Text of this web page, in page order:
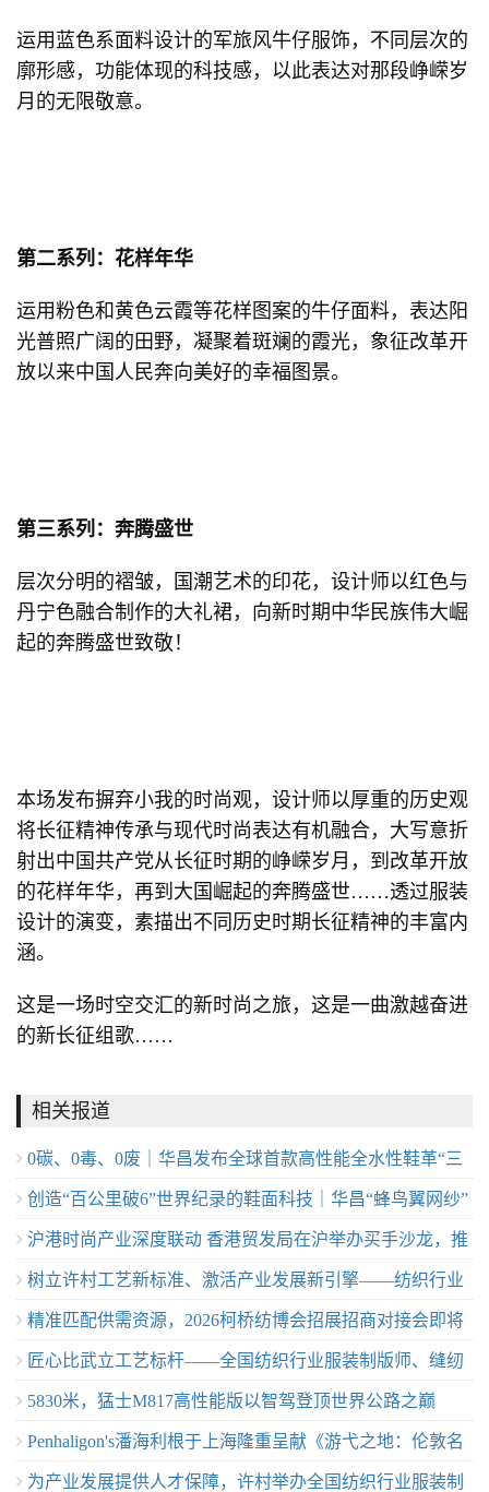
运用蓝色系面料设计的军旅风牛仔服饰，不同层次的
廓形感，功能体现的科技感，以此表达对那段峥嵘岁
月的无限敬意。
第二系列：花样年华
运用粉色和黄色云霞等花样图案的牛仔面料，表达阳
光普照广阔的田野，凝聚着斑斓的霞光，象征改革开
放以来中国人民奔向美好的幸福图景。
第三系列：奔腾盛世
层次分明的褶皱，国潮艺术的印花，设计师以红色与
丹宁色融合制作的大礼裙，向新时期中华民族伟大崛
起的奔腾盛世致敬！
本场发布摒弃小我的时尚观，设计师以厚重的历史观
将长征精神传承与现代时尚表达有机融合，大写意折
射出中国共产党从长征时期的峥嵘岁月，到改革开放
的花样年华，再到大国崛起的奔腾盛世……透过服装
设计的演变，素描出不同历史时期长征精神的丰富内
涵。
这是一场时空交汇的新时尚之旅，这是一曲激越奋进
的新长征组歌……
相关报道
0碳、0毒、0废｜华昌发布全球首款高性能全水性鞋革“三
零生态皮”
创造“百公里破6”世界纪录的鞋面科技｜华昌“蜂鸟翼网纱”
定义极致轻量
沪港时尚产业深度联动 香港贸发局在沪举办买手沙龙，推
动业界交流
树立许村工艺新标准、激活产业发展新引擎——纺织行业
服装制版师/缝纫工（服装制作工）职业技能竞赛许村选拔
赛圆满收官！
精准匹配供需资源，2026柯桥纺博会招展招商对接会即将
举行！
匠心比武立工艺标杆——全国纺织行业服装制版师、缝纫
工技能竞赛许村选拔赛开赛
5830米，猛士M817高性能版以智驾登顶世界公路之巅
Penhaligon's潘海利根于上海隆重呈献《游弋之地：伦敦名
流录》主题展览 致敬肖像兽首系列十周年传奇篇章
为产业发展提供人才保障，许村举办全国纺织行业服装制